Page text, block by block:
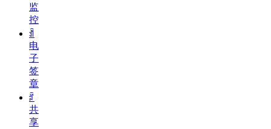
监
控
ꀉ
电
子
签
章
ꄁ
共
享